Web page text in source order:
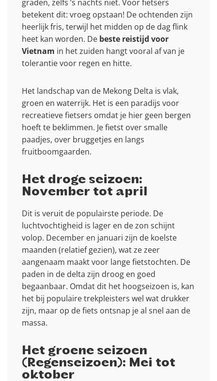
graden, zelfs ’s nachts niet. Voor fietsers
betekent dit: vroeg opstaan! De ochtenden zijn
heerlijk fris, terwijl het midden op de dag flink
heet kan worden. De beste reistijd voor
Vietnam in het zuiden hangt vooral af van je
tolerantie voor regen en hitte.
Het landschap van de Mekong Delta is vlak,
groen en waterrijk. Het is een paradijs voor
recreatieve fietsers omdat je hier geen bergen
hoeft te beklimmen. Je fietst over smalle
paadjes, over bruggetjes en langs
fruitboomgaarden.
Het droge seizoen:
November tot april
Dit is veruit de populairste periode. De
luchtvochtigheid is lager en de zon schijnt
volop. December en januari zijn de koelste
maanden (relatief gezien), wat ze zeer
aangenaam maakt voor lange fietstochten. De
paden in de delta zijn droog en goed
begaanbaar. Omdat dit het hoogseizoen is, kan
het bij populaire trekpleisters wel wat drukker
zijn, maar op de fiets ontsnap je al snel aan de
massa.
Het groene seizoen
(Regenseizoen): Mei tot
oktober